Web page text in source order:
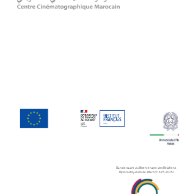
Dans le cadre du Bicentenaire des Relations
Diplomatiques Italie-Maroc (1825-2025)